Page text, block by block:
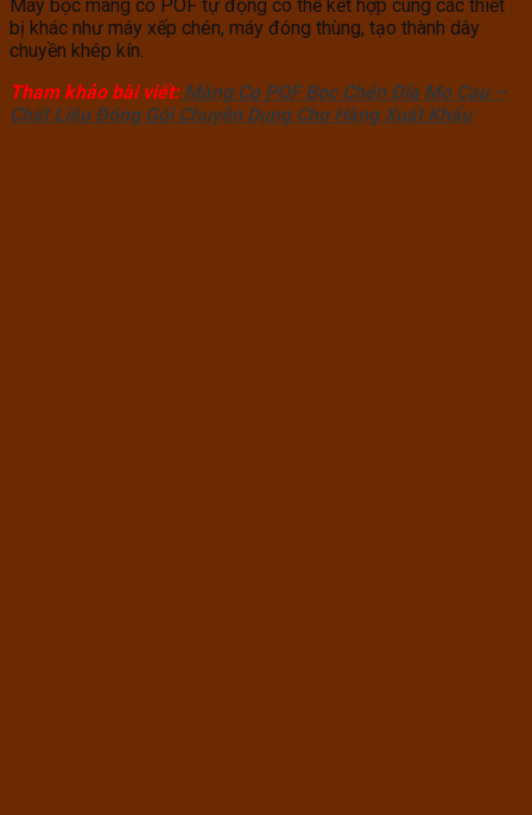
Máy bọc màng co POF tự động có thể kết hợp cùng các thiết
bị khác như máy xếp chén, máy đóng thùng, tạo thành dây
chuyền khép kín.
Tham khảo bài viết: Màng Co POF Bọc Chén Đĩa Mo Cau –
Chất Liệu Đóng Gói Chuyên Dụng Cho Hàng Xuất Khẩu